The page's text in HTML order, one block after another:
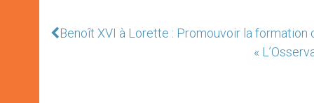
Benoît XVI à Lorette : Promouvoir la formation
«